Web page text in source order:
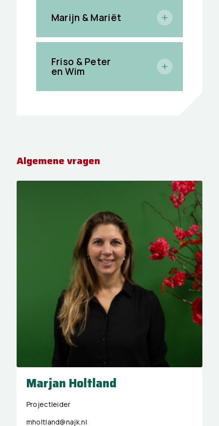
Marijn & Mariët
Friso & Peter
en Wim
Algemene vragen
Marjan Holtland
Projectleider
mholtland@najk.nl